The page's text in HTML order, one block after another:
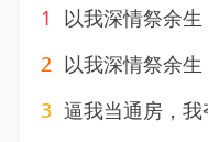
1
以我深情祭余生
2 以我深情祭余生
3 逼我当通房，我夺你主